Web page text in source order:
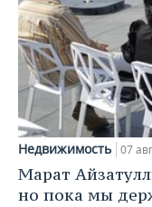
Недвижимость 07
Марат
но пока мы